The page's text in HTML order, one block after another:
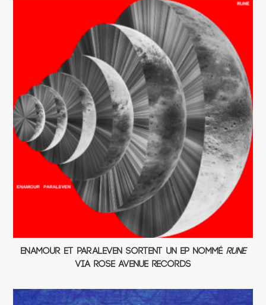
Enamour et Paraleven sortent un EP nommé Rune
via Rose Avenue Records